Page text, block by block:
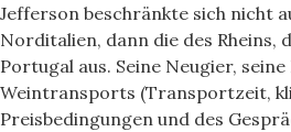
Jefferson beschränkte sich nicht
Norditalien, dann die des Rheins,
Portugal aus. Seine Neugier,
Weintransports (Transportzeit,
Preisbedingungen und des